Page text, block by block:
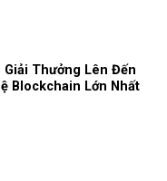
Thưởng Lên Đến
Blockchain Lớn Nhất